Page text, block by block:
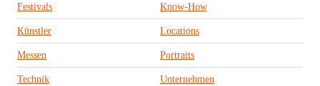
Festivals Know-How
Künstler Locations
Messen Portraits
Technik Unternehmen